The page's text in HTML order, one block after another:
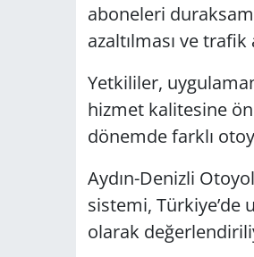
aboneleri
azaltılması ve
Yetkililer,
hizmet kalitesine
dönemde farklı
Aydın-Denizli
sistemi, Türkiye’de
olarak